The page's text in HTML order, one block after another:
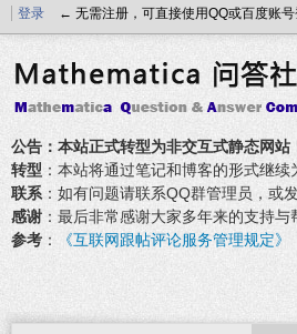
登录 ← 无需注册，可直接使用QQ或百度账
公告：本站正式转型为非交互式静态网站
转型 ：本站将通过笔记和博客的形式继
联系 ：如有问题请联系QQ群管理员，或
感谢 ：最后非常感谢大家多年来的支持与
参考 ： 《互联网跟帖评论服务管理规定》